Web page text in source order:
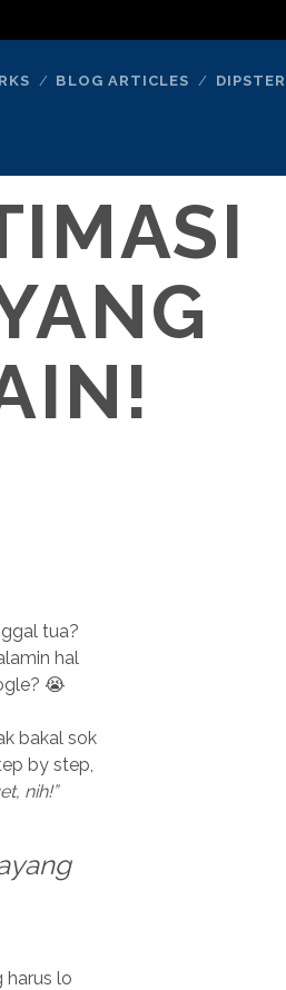
BLOG ARTICLES
tua?
hal
😭
bakal sok
by step,
nih!”
harus lo